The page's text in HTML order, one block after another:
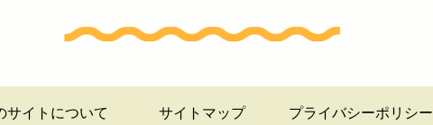
サイトについて サイトマップ プライバシーポリシー